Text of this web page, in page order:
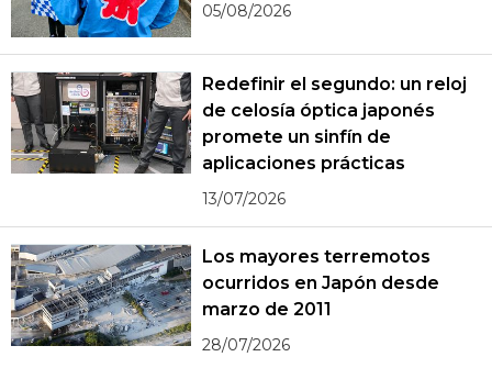
05/08/2026
Redefinir el segundo: un reloj
de celosía óptica japonés
promete un sinfín de
aplicaciones prácticas
13/07/2026
Los mayores terremotos
ocurridos en Japón desde
marzo de 2011
28/07/2026